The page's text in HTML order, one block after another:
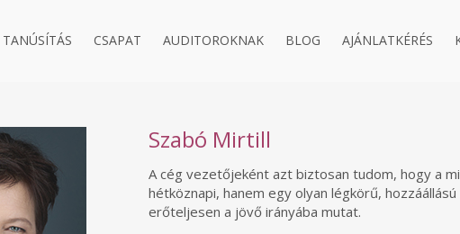
TANÚSÍTÁS CSAPAT AUDITOROKNAK BLOG AJÁNLATKÉRÉS
Szabó Mirtill
A cég vezetőjeként azt biztosan tudom, hogy a
hétköznapi, hanem egy olyan légkörű,
erőteljesen a jövő irányába mutat.